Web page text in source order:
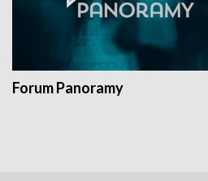
Forum Panoramy